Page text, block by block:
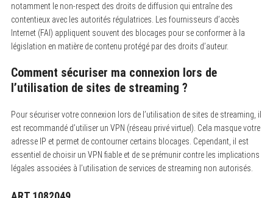
notamment le non-respect des droits de diffusion qui entraîne des
contentieux avec les autorités régulatrices. Les fournisseurs d’accès
Internet (FAI) appliquent souvent des blocages pour se conformer à la
législation en matière de contenu protégé par des droits d’auteur.
Comment sécuriser ma connexion lors de
l’utilisation de sites de streaming ?
Pour sécuriser votre connexion lors de l’utilisation de sites de streaming, il
est recommandé d’utiliser un VPN (réseau privé virtuel). Cela masque votre
adresse IP et permet de contourner certains blocages. Cependant, il est
essentiel de choisir un VPN fiable et de se prémunir contre les implications
légales associées à l’utilisation de services de streaming non autorisés.